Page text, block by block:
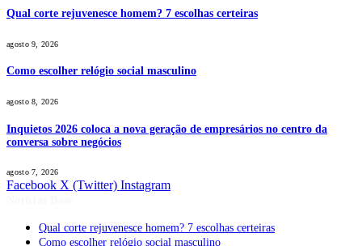
Qual corte rejuvenesce homem? 7 escolhas certeiras
agosto 9, 2026
Como escolher relógio social masculino
agosto 8, 2026
Inquietos 2026 coloca a nova geração de empresários no centro da
conversa sobre negócios
agosto 7, 2026
Facebook X (Twitter) Instagram
Qual corte rejuvenesce homem? 7 escolhas certeiras
Como escolher relógio social masculino